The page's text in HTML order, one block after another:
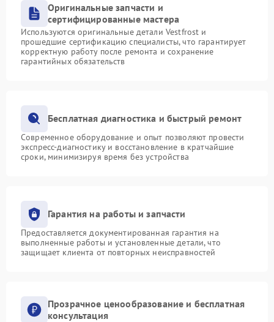
Оригинальные запчасти и
сертифицированные мастера
Используются оригинальные детали Vestfrost и
прошедшие сертификацию специалисты, что гарантирует
корректную работу после ремонта и сохранение
гарантийных обязательств
Бесплатная диагностика и быстрый ремонт
Современное оборудование и опыт позволяют провести
экспресс-диагностику и восстановление в кратчайшие
сроки, минимизируя время без устройства
Гарантия на работы и запчасти
Предоставляется документированная гарантия на
выполненные работы и установленные детали, что
защищает клиента от повторных неисправностей
Прозрачное ценообразование и бесплатная
консультация